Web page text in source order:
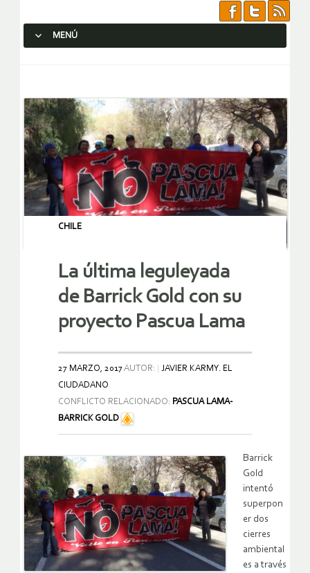
MENÚ
CHILE
La última leguleyada
de Barrick Gold con su
proyecto Pascua Lama
27 MARZO, 2017AUTOR:
JAVIER KARMY. EL
CIUDADANO
CONFLICTO RELACIONADO: PASCUA LAMA-
BARRICK GOLD
Barrick
Gold
intentó
superpon
er dos
cierres
ambiental
es a través